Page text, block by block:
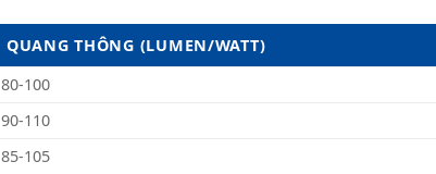
QUANG THÔNG (LUMEN/WATT)
80-100
90-110
85-105